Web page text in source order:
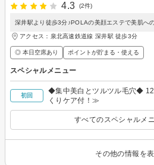
4.3
(2件)
深井駅より徒歩3分♪POLAの美顔エステで美肌へ
アクセス：泉北高速鉄道線 深井駅 徒歩3分
◎ 本日空席あり ポイントが貯まる・使える
スペシャルメニュー
初回
◆集中美白とツルツル毛穴◆
くりケア付！≫
すべてのスペシャルメ
その他の情報を